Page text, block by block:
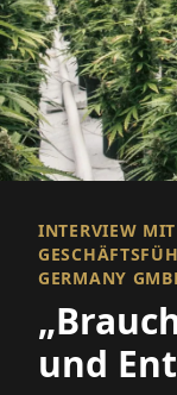
INTERVIEW
GERMANY
und